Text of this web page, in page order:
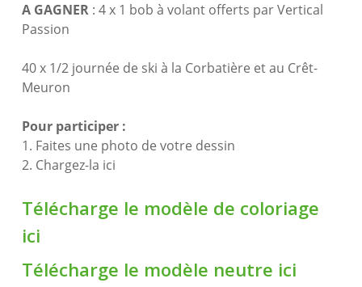
A GAGNER: 4 x 1 bob à volant offerts par Vertical
Passion
40 x 1/2 journée de ski à la Corbatière et au Crêt-
Meuron
Pour participer :
1. Faites une photo de votre dessin
2. Chargez-la ici
Télécharge le modèle de coloriage
ici
Télécharge le modèle neutre ici